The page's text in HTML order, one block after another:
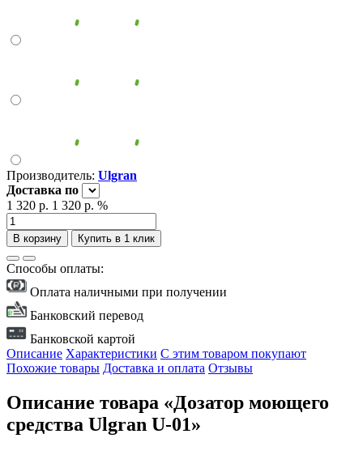
Производитель: Ulgran
Доставка по
1 320 р. 1 320 р. %
В корзину Купить в 1 клик
Способы оплаты:
Оплата наличными при получении
Банковский перевод
Банковской картой
Описание Характеристики С этим товаром покупают
Похожие товары Доставка и оплата Отзывы
Описание товара «Дозатор моющего
средства Ulgran U-01»